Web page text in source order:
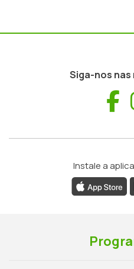
Siga-nos
Instale a